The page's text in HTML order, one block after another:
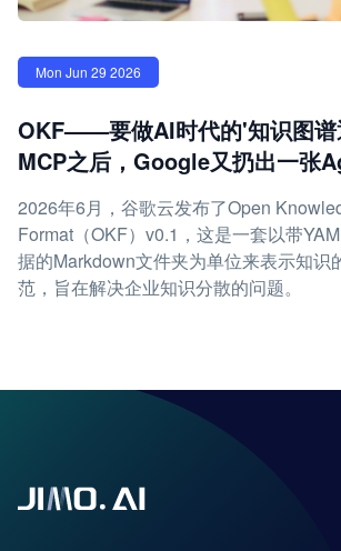
Mon Jun 29 2026
OKF——要做AI时代的'知识图
MCP之后，Google又扔出一张
2026年6月，谷歌云发布了Open
Format（OKF）v0.1，这是一套以带
据的Markdown文件夹为单位来表示知识
范，旨在解决企业知识分散的问题。